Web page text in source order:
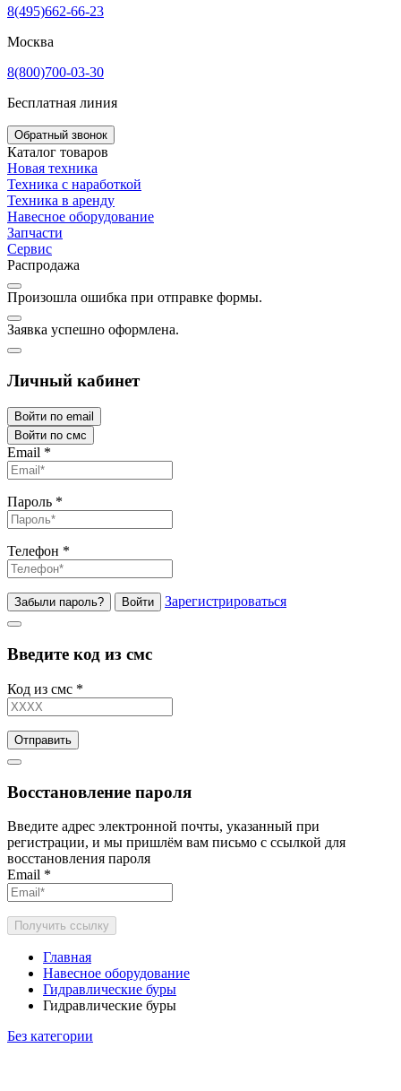
8(495)662-66-23
Москва
8(800)700-03-30
Бесплатная линия
Обратный звонок
Каталог товаров
Новая техника
Техника с наработкой
Техника в аренду
Навесное оборудование
Запчасти
Сервис
Распродажа
Произошла ошибка при отправке формы.
Заявка успешно оформлена.
Личный кабинет
Войти по email
Войти по смс
Email *
Пароль *
Телефон *
Забыли пароль? Войти Зарегистрироваться
Введите код из смс
Код из смс *
Отправить
Восстановление пароля
Введите адрес электронной почты, указанный при
регистрации, и мы пришлём вам письмо с ссылкой для
восстановления пароля
Email *
Получить ссылку
Главная
Навесное оборудование
Гидравлические буры
Гидравлические буры
Без категории